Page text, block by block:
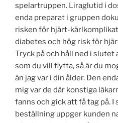
spelartruppen. Liraglutid i
enda preparat i gruppen
risken för hjärt-
diabetes och hög risk för
Tryck på och håll ned i slutet
som du vill flytta, så är du
än jag var i din ålder. Den
mig var de där konstiga
fanns och gick att få tag på. I
beställning uppger kunden